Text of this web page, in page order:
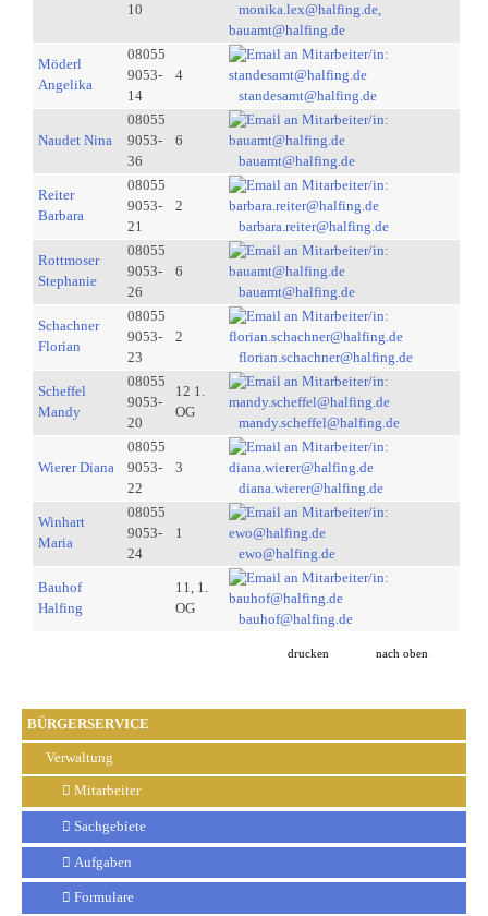
BÜRGERSERVICE
Verwaltung
Mitarbeiter
Sachgebiete
Aufgaben
Formulare
10
monika.lex@halfing.de,
bauamt@halfing.de
Möderl
Angelika
08055
9053-
14
4
standesamt@halfing.de
Naudet Nina
08055
9053-
36
6
bauamt@halfing.de
Reiter
Barbara
08055
9053-
21
2
barbara.reiter@halfing.de
Rottmoser
Stephanie
08055
9053-
26
6
bauamt@halfing.de
Schachner
Florian
08055
9053-
23
2
florian.schachner@halfing.de
Scheffel
Mandy
08055
9053-
20
12 1.
OG
mandy.scheffel@halfing.de
Wierer Diana
08055
9053-
22
3
diana.wierer@halfing.de
Winhart
Maria
08055
9053-
24
1
ewo@halfing.de
Bauhof
Halfing
11, 1.
OG
bauhof@halfing.de
drucken nach oben